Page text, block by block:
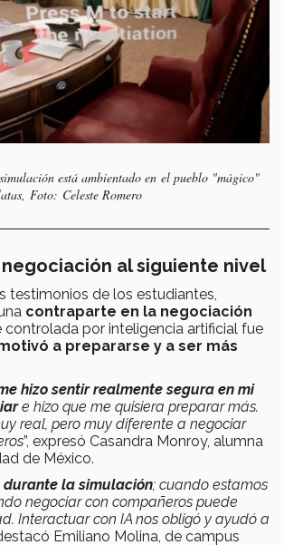
está ambientado en el pueblo "mágico"
Foto: Celeste Romero
al siguiente nivel
testimonios de los estudiantes,
contraparte en la negociación
por inteligencia artificial fue
a prepararse y a ser más
hizo sentir realmente segura en mi
e hizo que me quisiera preparar más.
real, pero muy diferente a negociar
”, expresó Casandra Monroy, alumna
de México.
durante la simulación; cuando estamos
negociar con compañeros puede
Interactuar con IA nos obligó y ayudó a
Emiliano Molina, de campus